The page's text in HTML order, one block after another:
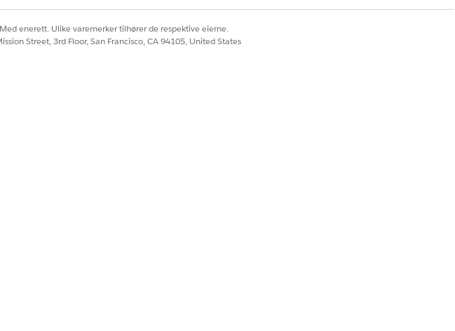
slår du på Policy for mandatsekvens for publiserte
du eller faktureringsbrukernekonfigurere sekvensiell
enerett. Ulike varemerker tilhører de respektive eierne.
Street, 3rd Floor, San Francisco, CA 94105, United States